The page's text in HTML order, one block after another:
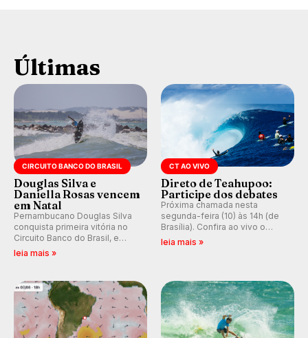
Últimas
CIRCUITO BANCO DO BRASIL
Douglas Silva e
Daniella Rosas vencem
em Natal
Pernambucano Douglas Silva
conquista primeira vitória no
Circuito Banco do Brasil, e
peruana Daniella Rosas vence
no feminino na etapa de Natal,
(RN).
leia mais »
CT AO VIVO
Direto de Teahupoo:
Participe dos debates
Próxima chamada nesta
segunda-feira (10) às 14h (de
Brasília). Confira ao vivo o
Outerknown Tahiti Pro 2026 e
participe dos comentários e
leia mais »